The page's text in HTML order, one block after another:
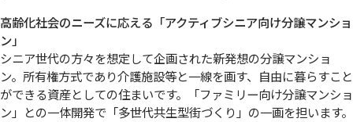
高齢化社会のニーズに応える「アクティブシニア向け分譲マンショ
ン」
シニア世代の方々を想定して企画された新発想の分譲マンショ
ン。所有権方式であり介護施設等と一線を画す、自由に暮らすこと
ができる資産としての住まいです。「ファミリー向け分譲マンショ
ン」との一体開発で「多世代共生型街づくり」の一画を担います。